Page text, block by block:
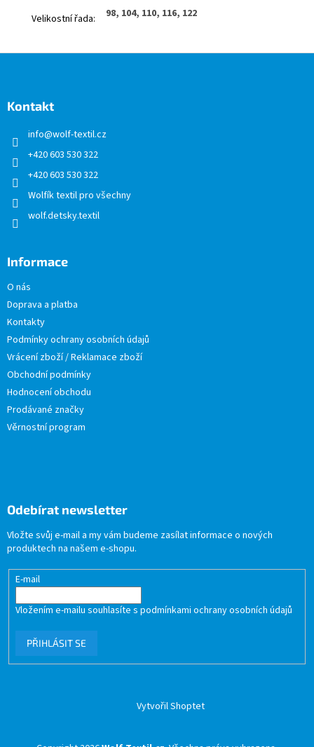
Velikostní řada: 98, 104, 110, 116, 122
Kontakt
info@wolf-textil.cz
+420 603 530 322
+420 603 530 322
Wolfík textil pro všechny
wolf.detsky.textil
Informace
O nás
Doprava a platba
Kontakty
Podmínky ochrany osobních údajů
Vrácení zboží / Reklamace zboží
Obchodní podmínky
Hodnocení obchodu
Prodávané značky
Věrnostní program
Odebírat newsletter
Vložte svůj e-mail a my vám budeme zasílat informace o nových
produktech na našem e-shopu.
E-mail
Vložením e-mailu souhlasíte s podmínkami ochrany osobních údajů
PŘIHLÁSIT SE
Vytvořil Shoptet